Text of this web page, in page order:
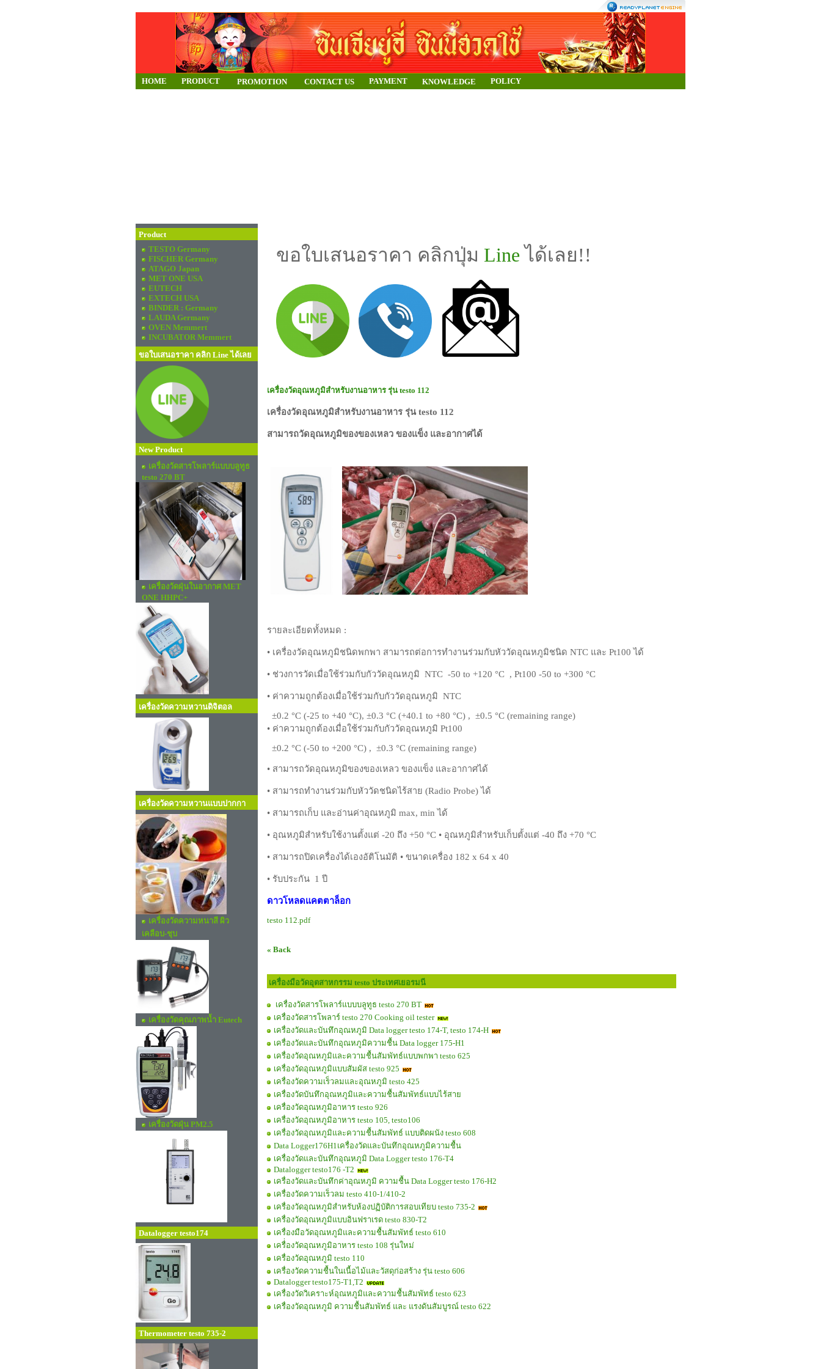
HOME PRODUCT PROMOTION CONTACT US PAYMENT KNOWLEDGE POLICY
Product
TESTO Germany
FISCHER Germany
ATAGO Japan
MET ONE USA
EUTECH
EXTECH USA
BINDER : Germany
LAUDA Germany
OVEN Memmert
INCUBATOR Memmert
ขอใบเสนอราคา คลิก Line ได้เลย
New Product
เครื่องวัดสารโพลาร์แบบบลูทูธ
testo 270 BT
เครื่องวัดฝุ่นในอากาศ MET
ONE HHPC+
เครื่องวัดความหวานดิจิตอล
เครื่องวัดความหวานแบบปากกา
เครื่่องวัดความหนาสี ผิว
เคลือบ-ชุบ
เครื่องวัดคุณภาพน้ำ Eutech
เครื่องวัดฝุ่น PM2.5
Datalogger testo174
Thermometer testo 735-2
ขอใบเสนอราคา คลิกปุ่ม Line ได้เลย!!
เครื่องวัดอุณหภูมิสำหรับงานอาหาร รุ่น testo 112
เครื่องวัดอุณหภูมิสำหรับงานอาหาร รุ่น testo 112
สามารถวัดอุณหภูมิของของเหลว ของแข็ง และอากาศได้
รายละเอียดทั้งหมด :
• เครื่องวัดอุณหภูมิชนิดพกพา สามารถต่อการทำงานร่วมกับหัววัดอุณหภูมิชนิด NTC และ Pt100 ได้
• ช่วงการวัดเมื่อใช้ร่วมกับกัววัดอุณหภูมิ NTC -50 to +120 °C , Pt100 -50 to +300 °C
• ค่าความถูกต้องเมื่อใช้ร่วมกับกัววัดอุณหภูมิ NTC
±0.2 °C (-25 to +40 °C), ±0.3 °C (+40.1 to +80 °C) , ±0.5 °C (remaining range)
• ค่าความถูกต้องเมื่อใช้ร่วมกับกัววัดอุณหภูมิ Pt100
±0.2 °C (-50 to +200 °C) , ±0.3 °C (remaining range)
• สามารถวัดอุณหภูมิของของเหลว ของแข็ง และอากาศได้
• สามารถทำงานร่วมกับหัววัดชนิดไร้สาย (Radio Probe) ได้
• สามารถเก็บ และอ่านค่าอุณหภูมิ max, min ได้
• อุณหภูมิสำหรับใช้งานตั้งแต่ -20 ถึง +50 °C • อุณหภูมิสำหรับเก็บตั้งแต่ -40 ถึง +70 °C
• สามารถปิดเครื่องได้เองอัติโนมัติ • ขนาดเครื่อง 182 x 64 x 40
• รับประกัน 1 ปี
ดาวโหลดแคตตาล็อก
testo 112.pdf
« Back
เครื่องมือวัดอุตสาหกรรม testo ประเทศเยอรมนี
เครื่องวัดสารโพลาร์แบบบลูทูธ testo 270 BT
เครื่องวัดสารโพลาร์ testo 270 Cooking oil tester
เครื่องวัดและบันทึกอุณหภูมิ Data logger testo 174-T, testo 174-H
เครื่องวัดและบันทึกอุณหภูมิความชื้น Data logger 175-H1
เครื่องวัดอุณหภูมิและความชื้นสัมพัทธ์แบบพกพา testo 625
เครื่องวัดอุณหภูมิแบบสัมผัส testo 925
เครื่องวัดความเร็วลมและอุณหภูมิ testo 425
เครื่องวัดบันทึกอุณหภูมิและความชื้นสัมพัทธ์แบบไร้สาย
เครื่องวัดอุณหภูมิอาหาร testo 926
เครื่องวัดอุณหภูมิอาหาร testo 105, testo106
เครื่องวัดอุณหภูมิและความชื้นสัมพัทธ์ แบบติดผนัง testo 608
Data Logger176H1เครื่องวัดและบันทึกอุณหภูมิความชื้น
เครื่องวัดและบันทึกอุณหภูมิ Data Logger testo 176-T4
Datalogger testo176 -T2
เครื่องวัดและบันทึกค่าอุณหภูมิ ความชื้น Data Logger testo 176-H2
เครื่องวัดความเร็วลม testo 410-1/410-2
เครื่องวัดอุณหภูมิสำหรับห้องปฏิบัติการสอบเทียบ testo 735-2
เครื่องวัดอุณหภูมิแบบอินฟราเรด testo 830-T2
เครื่องมือวัดอุณหภูมิและความชื้นสัมพัทธ์ testo 610
เครื่่องวัดอุณหภูมิอาหาร testo 108 รุ่นใหม่
เครื่องวัดอุณหภูมิ testo 110
เครื่องวัดความชื้นในเนื้อไม้และวัสดุก่อสร้าง รุ่น testo 606
Datalogger testo175-T1,T2
เครื่องวัดวิเคราะห์อุณหภูมิและความชื้นสัมพัทธ์ testo 623
เครื่องวัดอุณหภูมิ ความชื้นสัมพัทธ์ และ แรงดันสัมบูรณ์ testo 622